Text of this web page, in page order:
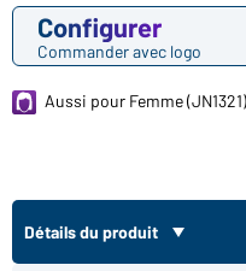
Configurer
Commander avec logo
Aussi pour Femme (JN1321)
Détails du produit